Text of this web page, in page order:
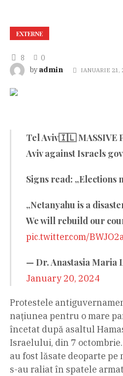
EXTERNE
8
0
by admin IANUARIE 21,
Tel Aviv🇮🇱 MASSIVE
Aviv against Israels
Signs read: „Elections
„Netanyahu is a
We will rebuild our
pic.twitter.com/
— Dr. Anastasia Maria
January 20, 2024
Protestele
naţiunea pentru o mare
încetat după asaltul
Israelului, din 7
au fost lăsate deoparte pe
s-au raliat în spatele